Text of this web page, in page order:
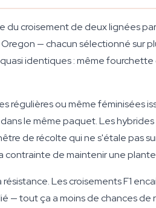
du croisement de deux lignées
— chacun sélectionné sur
identiques : même
régulières ou même féminisées
le même paquet. Les
de récolte qui ne s'étale pas
contrainte de maintenir une
Les croisements F1
— tout ça a moins de chances